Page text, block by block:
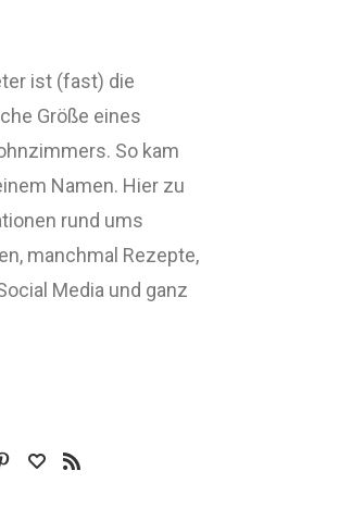
ist (fast) die
Größe eines
So kam
Namen. Hier zu
rund ums
manchmal Rezepte,
Media und ganz